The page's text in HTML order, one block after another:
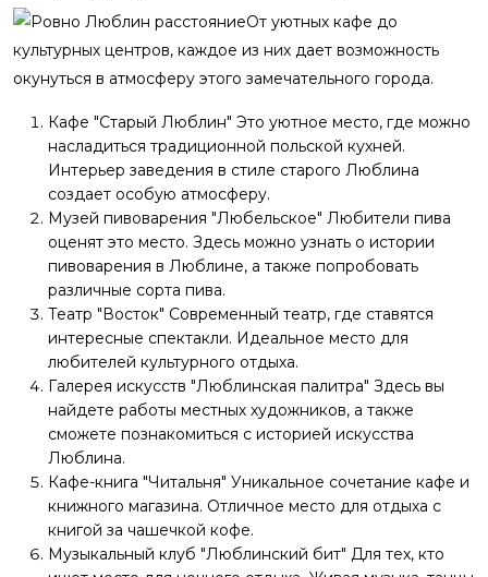
От уютных кафе до
культурных центров, каждое из них дает возможность
окунуться в атмосферу этого замечательного города.
Кафе "Старый Люблин" Это уютное место, где можно
насладиться традиционной польской кухней.
Интерьер заведения в стиле старого Люблина
создает особую атмосферу.
Музей пивоварения "Любельское" Любители пива
оценят это место. Здесь можно узнать о истории
пивоварения в Люблине, а также попробовать
различные сорта пива.
Театр "Восток" Современный театр, где ставятся
интересные спектакли. Идеальное место для
любителей культурного отдыха.
Галерея искусств "Люблинская палитра" Здесь вы
найдете работы местных художников, а также
сможете познакомиться с историей искусства
Люблина.
Кафе-книга "Читальня" Уникальное сочетание кафе и
книжного магазина. Отличное место для отдыха с
книгой за чашечкой кофе.
Музыкальный клуб "Люблинский бит" Для тех, кто